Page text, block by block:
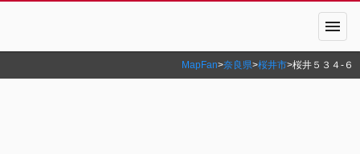
menu
MapFan>奈良県>桜井市>桜井５３４‐６